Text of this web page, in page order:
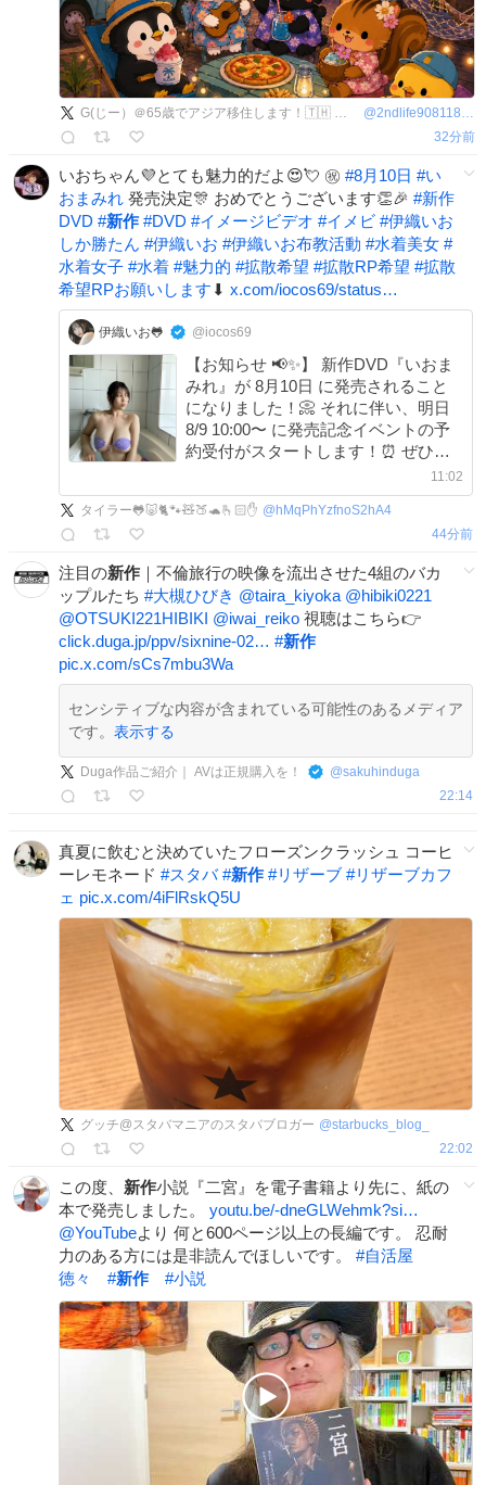
G(じー）＠65歳でアジア移住します！🇹🇭 🇵🇭 @2ndlife90811834
32分前
いおちゃん💜とても魅力的だよ😍💘 ㊗️ #8月10日 #い
おまみれ 発売決定🎊 おめでとうございます👏🎉 #新作
DVD #新作 #DVD #イメージビデオ #イメビ #伊織いお
しか勝たん #伊織いお #伊織いお布教活動 #水着美女 #
水着女子 #水着 #魅力的 #拡散希望 #拡散RP希望 #拡散
希望RPお願いします ⬇ x.com/iocos69/status…
伊織いお🐸 @iocos69
【お知らせ 📢✨】 新作DVD『いおま
みれ』が 8月10日 に発売されること
になりました！📀 それに伴い、明日
8/9 10:00〜 に発売記念イベントの予
約受付がスタートします！⏰ ぜひ予
約して応援よろしくお願いします💓
予約はこちらから👇
livepocket.jp/e/aj3nk
11:02
タイラー🐸🐷🐈️🐾🧸🍑🐢🫰🏻✋ @ hMqPhYzfnoS2hA4
44分前
注目の新作 ｜不倫旅行の映像を流出させた4組のバカ
ップルたち #大槻ひびき @taira_kiyoka @hibiki0221
@OTSUKI221HIBIKI @iwai_reiko 視聴はこちら👉
click.duga.jp/ppv/sixnine-02… #新作
pic.x.com/sCs7mbu3Wa
センシティブな内容が含まれている可能性のあるメディア
です。 表示する
Duga作品ご紹介｜ AVは正規購入を！ @sakuhinduga
22:14
真夏に飲むと決めていたフローズンクラッシュ コーヒ
ーレモネード #スタバ #新作 #リザーブ #リザーブカフ
ェ pic.x.com/4iFlRskQ5U
グッチ@スタバマニアのスタバブロガー @starbucks_blog_
22:02
この度、 新作小説『二宮』を電子書籍より先に、紙の
本で発売しました。 youtu.be/-dneGLWehmk?si…
@YouTubeより 何と600ページ以上の長編です。 忍耐
力のある方には是非読んでほしいです。 #自活屋
徳々
#新作 #小説